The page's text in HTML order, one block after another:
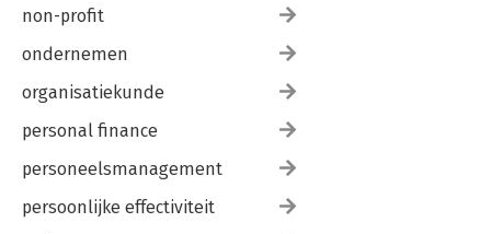
non-profit
ondernemen
organisatiekunde
personal finance
personeelsmanagement
persoonlijke effectiviteit